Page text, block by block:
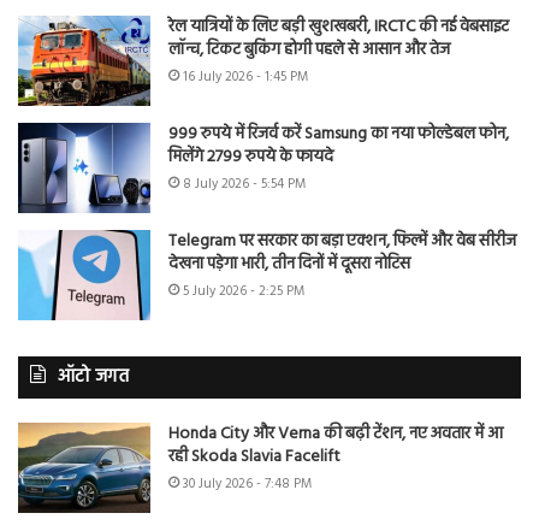
रेल यात्रियों के लिए बड़ी खुशखबरी, IRCTC की नई वेबसाइट
लॉन्च, टिकट बुकिंग होगी पहले से आसान और तेज
16 July 2026 - 1:45 PM
999 रुपये में रिजर्व करें Samsung का नया फोल्डेबल फोन,
मिलेंगे 2799 रुपये के फायदे
8 July 2026 - 5:54 PM
Telegram पर सरकार का बड़ा एक्शन, फिल्में और वेब सीरीज
देखना पड़ेगा भारी, तीन दिनों में दूसरा नोटिस
5 July 2026 - 2:25 PM
ऑटो जगत
Honda City और Verna की बढ़ी टेंशन, नए अवतार में आ
रही Skoda Slavia Facelift
30 July 2026 - 7:48 PM